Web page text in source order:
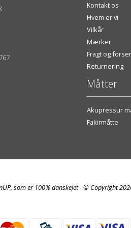
Kontakt os
Hvem er vi
Vilkår
Mærker
Fragt og
Returnering
Måtter
Akupressur
Fakirmåtte
som er 100% danskejet - © Copyright